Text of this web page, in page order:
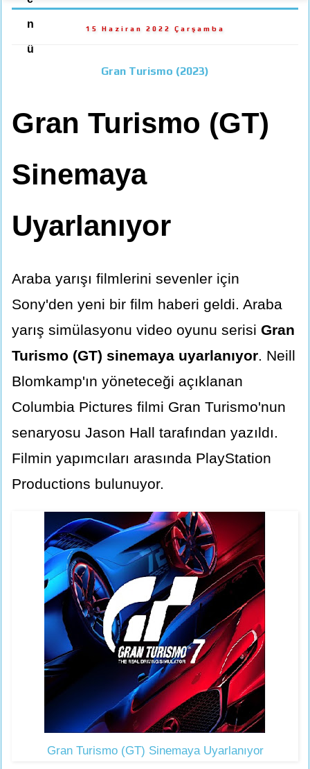
n
ü
15 Haziran 2022 Çarşamba
Gran Turismo (2023)
Gran Turismo (GT)
Sinemaya
Uyarlanıyor
Araba yarışı filmlerini sevenler için
Sony'den yeni bir film haberi geldi. Araba
yarış simülasyonu video oyunu serisi Gran
Turismo (GT) sinemaya uyarlanıyor. Neill
Blomkamp'ın yöneteceği açıklanan
Columbia Pictures filmi Gran Turismo'nun
senaryosu Jason Hall tarafından yazıldı.
Filmin yapımcıları arasında PlayStation
Productions bulunuyor.
Gran Turismo (GT) Sinemaya Uyarlanıyor